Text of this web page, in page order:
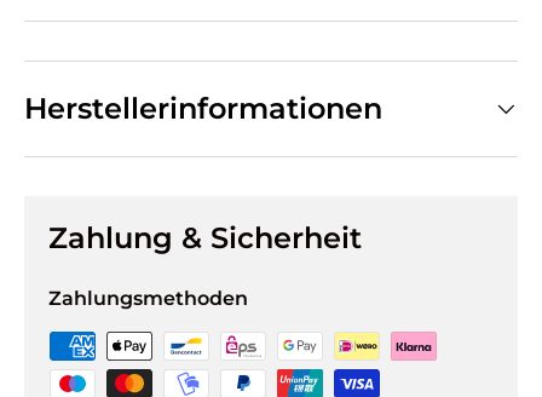
Herstellerinformationen
Zahlung & Sicherheit
Zahlungsmethoden